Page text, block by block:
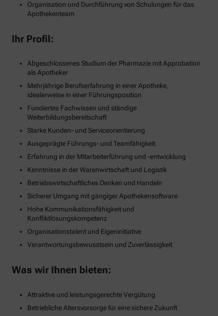
Organisation und Durchführung von Schulungen für das
Apothekenteam
Ihr Profil:
Abgeschlossenes Studium der Pharmazie mit Approbation
als Apotheker
Mehrjährige Berufserfahrung in einer Apotheke,
idealerweise in einer Führungsposition
Fundiertes Fachwissen und ständige
Weiterbildungsbereitschaft
Starke Kunden- und Serviceorientierung
Ausgeprägte Führungs- und Teamfähigkeit
Erfahrung in der Mitarbeiterführung und -entwicklung
Kenntnisse in der Warenwirtschaft und Logistik
Betriebswirtschaftliches Denken und Handeln
Sicherer Umgang mit gängiger Apothekensoftware
Hohe Kommunikationsfähigkeit und
Konfliktlösungskompetenz
Organisationstalent und Eigeninitiative
Verantwortungsbewusstsein und Zuverlässigkeit
Was wir Ihnen bieten:
Attraktive und leistungsgerechte Vergütung
Betriebliche Altersvorsorge für eine sichere Zukunft